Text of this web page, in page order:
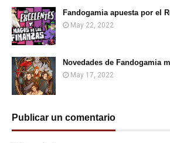
Fandogamia apuesta por el
May 22, 2022
Novedades de Fandogamia
May 17, 2022
Publicar un comentario